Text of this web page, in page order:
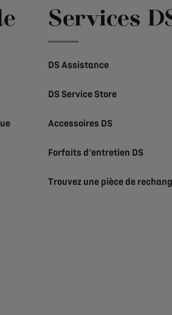
Services
DS Assistance
DS Service Store
Accessoires DS
Forfaits d'entretien DS
Trouvez une pièce de